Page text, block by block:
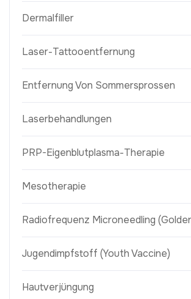
Dermalfiller
Laser-Tattooentfernung
Entfernung Von Sommersprossen
Laserbehandlungen
PRP-Eigenblutplasma-Therapie
Mesotherapie
Radiofrequenz Microneedling
Jugendimpfstoff (Youth Vaccine)
Hautverjüngung